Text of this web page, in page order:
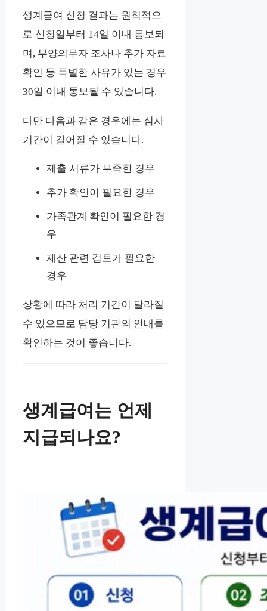
생계급여 신청 결과는 원칙적으
로 신청일부터 14일 이내 통보되
며, 부양의무자 조사나 추가 자료
확인 등 특별한 사유가 있는 경우
30일 이내 통보될 수 있습니다.
다만 다음과 같은 경우에는 심사
기간이 길어질 수 있습니다.
제출 서류가 부족한 경우
추가 확인이 필요한 경우
가족관계 확인이 필요한 경
우
재산 관련 검토가 필요한
경우
상황에 따라 처리 기간이 달라질
수 있으므로 담당 기관의 안내를
확인하는 것이 좋습니다.
생계급여는 언제
지급되나요?